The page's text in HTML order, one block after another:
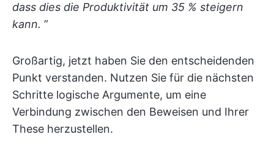
dass dies die Produktivität um 35 % steigern
kann. ”
Großartig, jetzt haben Sie den entscheidenden
Punkt verstanden. Nutzen Sie für die nächsten
Schritte logische Argumente, um eine
Verbindung zwischen den Beweisen und Ihrer
These herzustellen.